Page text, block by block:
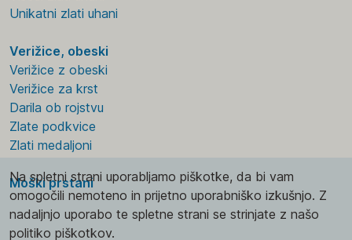
Unikatni zlati uhani
Verižice, obeski
Verižice z obeski
Verižice za krst
Darila ob rojstvu
Zlate podkvice
Zlati medaljoni
Moški prstani
Na spletni strani uporabljamo piškotke, da bi vam
omogočili nemoteno in prijetno uporabniško izkušnjo. Z
nadaljnjo uporabo te spletne strani se strinjate z našo
politiko piškotkov.